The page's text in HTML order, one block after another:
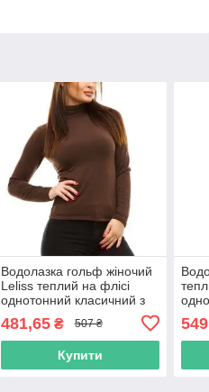
Водолазка гольф жіночий
Leliss теплий на флісі
однотонний класичний з
481,65₴ 507 ₴
Купити